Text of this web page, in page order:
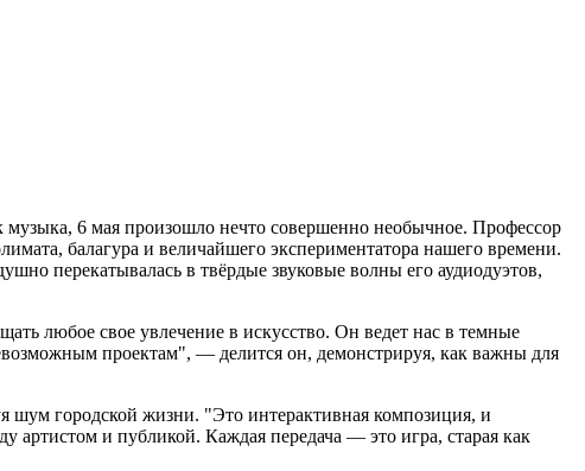
музыка, 6 мая произошло нечто совершенно необычное. Профессор
балагура и величайшего экспериментатора нашего времени.
перекатывалась в твёрдые звуковые волны его аудиодуэтов,
любое свое увлечение в искусство. Он ведет нас в темные
проектам", — делится он, демонстрируя, как важны для
шум городской жизни. "Это интерактивная композиция, и
артистом и публикой. Каждая передача — это игра, старая как